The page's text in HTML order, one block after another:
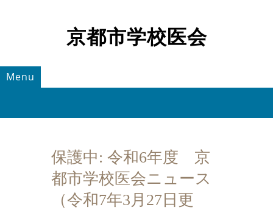
京都市学校医会
Menu
保護中: 令和6年度 京
都市学校医会ニュース
（令和7年3月27日更